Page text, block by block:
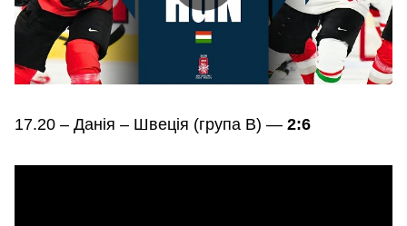
17.20 – Данія – Швеція (група В) — 2:6